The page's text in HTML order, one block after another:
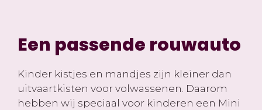
Een passende rouwauto
Kinder kistjes en mandjes zijn kleiner dan
uitvaartkisten voor volwassenen. Daarom
hebben wij speciaal voor kinderen een Mini